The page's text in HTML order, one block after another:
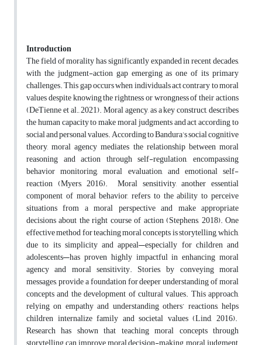
Introduction
The field of morality has significantly expanded in recent decades,
with the judgment-action gap emerging as one of its primary
challenges. This gap occurs when individuals act contrary to moral
values despite knowing the rightness or wrongness of their actions
(DeTienne et al., 2021). Moral agency, as a key construct, describes
the human capacity to make moral judgments and act according to
social and personal values. According to Bandura’s social cognitive
theory, moral agency mediates the relationship between moral
reasoning and action through self-regulation, encompassing
behavior monitoring, moral evaluation, and emotional self-
reaction (Myers, 2016). Moral sensitivity, another essential
component of moral behavior, refers to the ability to perceive
situations from a moral perspective and make appropriate
decisions about the right course of action (Stephens, 2018). One
effective method for teaching moral concepts is storytelling, which,
due to its simplicity and appeal—especially for children and
adolescents—has proven highly impactful in enhancing moral
agency and moral sensitivity. Stories, by conveying moral
messages, provide a foundation for deeper understanding of moral
concepts and the development of cultural values. This approach,
relying on empathy and understanding others’ reactions, helps
children internalize family and societal values (Lind, 2016).
Research has shown that teaching moral concepts through